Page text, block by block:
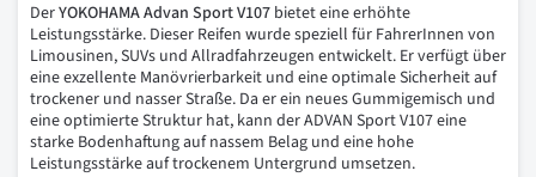
DerYOKOHAMA Advan Sport V107 bietet eine erhöhte
Leistungsstärke. Dieser Reifen wurde speziell für FahrerInnen von
Limousinen, SUVs und Allradfahrzeugen entwickelt. Er verfügt über
eine exzellente Manövrierbarkeit und eine optimale Sicherheit auf
trockener und nasser Straße. Da er ein neues Gummigemisch und
eine optimierte Struktur hat, kann der ADVAN Sport V107 eine
starke Bodenhaftung auf nassem Belag und eine hohe
Leistungsstärke auf trockenem Untergrund umsetzen.